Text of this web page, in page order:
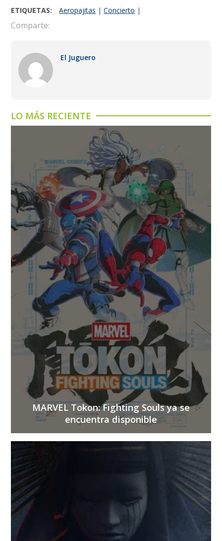
ETIQUETAS: Aeropajitas |Concierto |
Comparte:
El Juguero
LO MÁS RECIENTE
MARVEL Tokon: Fighting Souls ya se
encuentra disponible